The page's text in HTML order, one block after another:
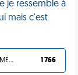
je ressemble à
mais c'est
TU L'AS BIEN MÉRITÉ 1 766